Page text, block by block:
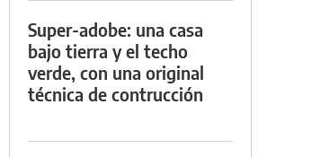
Super-adobe: una casa
bajo tierra y el techo
verde, con una original
técnica de contrucción